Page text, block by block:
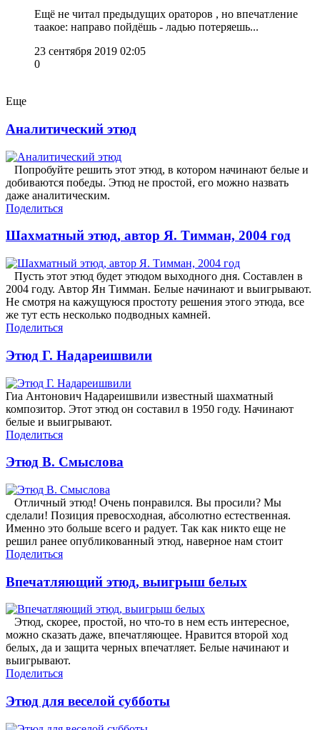
Ещё не читал предыдущих ораторов , но впечатление
таакое: направо пойдёшь - ладью потеряешь...
23 сентября 2019 02:05
0
Еще
Аналитический этюд
Попробуйте решить этот этюд, в котором начинают белые и
добиваются победы. Этюд не простой, его можно назвать
даже аналитическим.
Поделиться
Шахматный этюд, автор Я. Тимман, 2004 год
Пусть этот этюд будет этюдом выходного дня. Составлен в
2004 году. Автор Ян Тимман. Белые начинают и выигрывают.
Не смотря на кажущуюся простоту решения этого этюда, все
же тут есть несколько подводных камней.
Поделиться
Этюд Г. Надареишвили
Гиа Антонович Надареишвили известный шахматный
композитор. Этот этюд он составил в 1950 году. Начинают
белые и выигрывают.
Поделиться
Этюд В. Смыслова
Отличный этюд! Очень понравился. Вы просили? Мы
сделали! Позиция превосходная, абсолютно естественная.
Именно это больше всего и радует. Так как никто еще не
решил ранее опубликованный этюд, наверное нам стоит
Поделиться
Впечатляющий этюд, выигрыш белых
Этюд, скорее, простой, но что-то в нем есть интересное,
можно сказать даже, впечатляющее. Нравится второй ход
белых, да и защита черных впечатляет. Белые начинают и
выигрывают.
Поделиться
Этюд для веселой субботы